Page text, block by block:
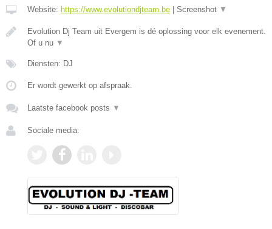
Website: https://www.evolutiondjteam.be Screenshot ▼
Evolution Dj Team uit Evergem is dé oplossing voor elk evenement.
Of u nu ▼
Diensten: DJ
Er wordt gewerkt op afspraak.
Laatste facebook posts ▼
Sociale media: